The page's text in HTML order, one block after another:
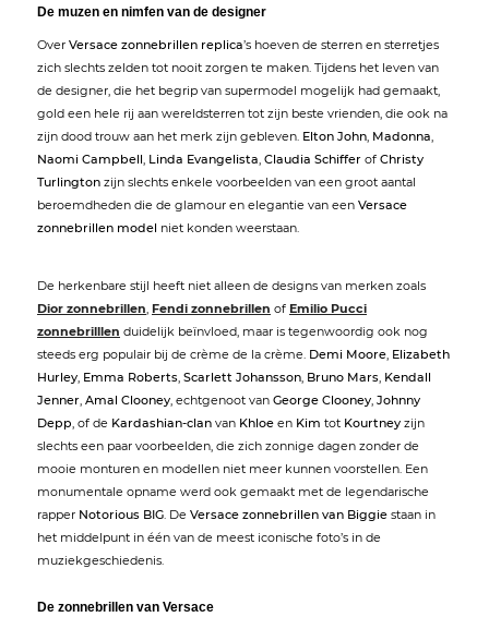
De muzen en nimfen van de designer
Over Versace zonnebrillen replica’s hoeven de sterren en sterretjes
zich slechts zelden tot nooit zorgen te maken. Tijdens het leven van
de designer, die het begrip van supermodel mogelijk had gemaakt,
gold een hele rij aan wereldsterren tot zijn beste vrienden, die ook na
zijn dood trouw aan het merk zijn gebleven. Elton John, Madonna,
Naomi Campbell, Linda Evangelista, Claudia Schiffer of Christy
Turlington zijn slechts enkele voorbeelden van een groot aantal
beroemdheden die de glamour en elegantie van een Versace
zonnebrillen model niet konden weerstaan.
De herkenbare stijl heeft niet alleen de designs van merken zoals
Dior zonnebrillen, Fendi zonnebrillen of Emilio Pucci
zonnebrilllen duidelijk beïnvloed, maar is tegenwoordig ook nog
steeds erg populair bij de crème de la crème. Demi Moore, Elizabeth
Hurley, Emma Roberts, Scarlett Johansson, Bruno Mars, Kendall
Jenner, Amal Clooney, echtgenoot van George Clooney, Johnny
Depp, of de Kardashian-clan van Khloe en Kim tot Kourtney zijn
slechts een paar voorbeelden, die zich zonnige dagen zonder de
mooie monturen en modellen niet meer kunnen voorstellen. Een
monumentale opname werd ook gemaakt met de legendarische
rapper Notorious BIG. De Versace zonnebrillen van Biggie staan in
het middelpunt in één van de meest iconische foto’s in de
muziekgeschiedenis.
De zonnebrillen van Versace